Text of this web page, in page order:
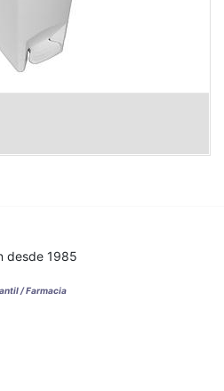
desde 1985
/ Farmacia